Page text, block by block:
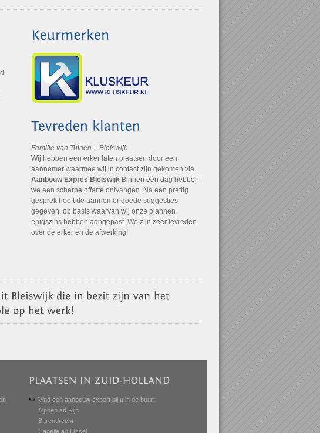
Familie van Tuinen – Bleiswijk
Wij hebben een erker laten plaatsen door een
aannemer waarmee wij in contact zijn gekomen via
Aanbouw Expres Bleiswijk Binnen één dag hebben
we een scherpe offerte ontvangen. Na een prettig
gesprek heeft de aannemer goede suggesties
gegeven, op basis waarvan wij onze plannen
enigszins hebben aangepast. We zijn zeer tevreden
over de erker en de afwerking!
Vind een aanbouw expert bij u in de buurt
Alphen ad Rijn
Barendrecht
Capelle ad IJssel